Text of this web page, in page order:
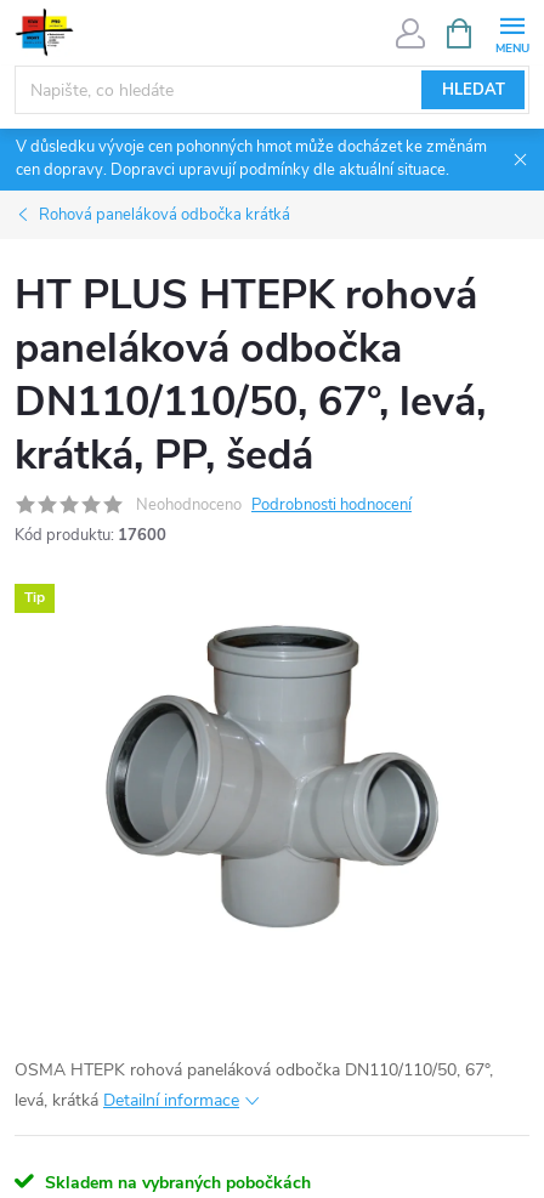
Přejít
obsah
HLEDAT
NÁKUPNÍ
KOŠÍK
V důsledku vývoje cen pohonných hmot může docházet ke změnám
cen dopravy. Dopravci upravují podmínky dle aktuální situace.
Rohová paneláková odbočka krátká
HT PLUS HTEPK rohová
paneláková odbočka
DN110/110/50, 67°, levá,
krátká, PP, šedá
Neohodnoceno Podrobnosti hodnocení
Kód produktu: 17600
Tip
OSMA HTEPK rohová paneláková odbočka DN110/110/50, 67°,
levá, krátká Detailní informace
Skladem na vybraných pobočkách